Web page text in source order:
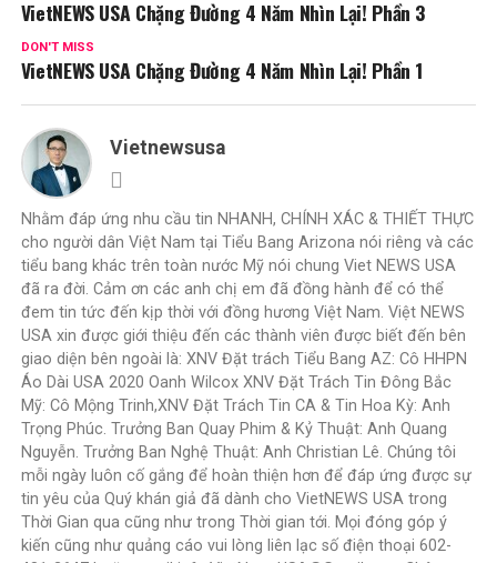
VietNEWS USA Chặng Đường 4 Năm Nhìn Lại! Phần 3
DON'T MISS
VietNEWS USA Chặng Đường 4 Năm Nhìn Lại! Phần 1
Vietnewsusa
Nhằm đáp ứng nhu cầu tin NHANH, CHÍNH XÁC & THIẾT THỰC
cho người dân Việt Nam tại Tiểu Bang Arizona nói riêng và các
tiểu bang khác trên toàn nước Mỹ nói chung Viet NEWS USA
đã ra đời. Cảm ơn các anh chị em đã đồng hành để có thể
đem tin tức đến kịp thời với đồng hương Việt Nam. Việt NEWS
USA xin được giới thiệu đến các thành viên được biết đến bên
giao diện bên ngoài là: XNV Đặt trách Tiểu Bang AZ: Cô HHPN
Áo Dài USA 2020 Oanh Wilcox XNV Đặt Trách Tin Đông Bắc
Mỹ: Cô Mộng Trinh,XNV Đặt Trách Tin CA & Tin Hoa Kỳ: Anh
Trọng Phúc. Trưởng Ban Quay Phim & Kỷ Thuật: Anh Quang
Nguyễn. Trưởng Ban Nghệ Thuật: Anh Christian Lê. Chúng tôi
mỗi ngày luôn cố gắng để hoàn thiện hơn để đáp ứng được sự
tin yêu của Quý khán giả đã dành cho VietNEWS USA trong
Thời Gian qua cũng như trong Thời gian tới. Mọi đóng góp ý
kiến cũng như quảng cáo vui lòng liên lạc số điện thoại 602-